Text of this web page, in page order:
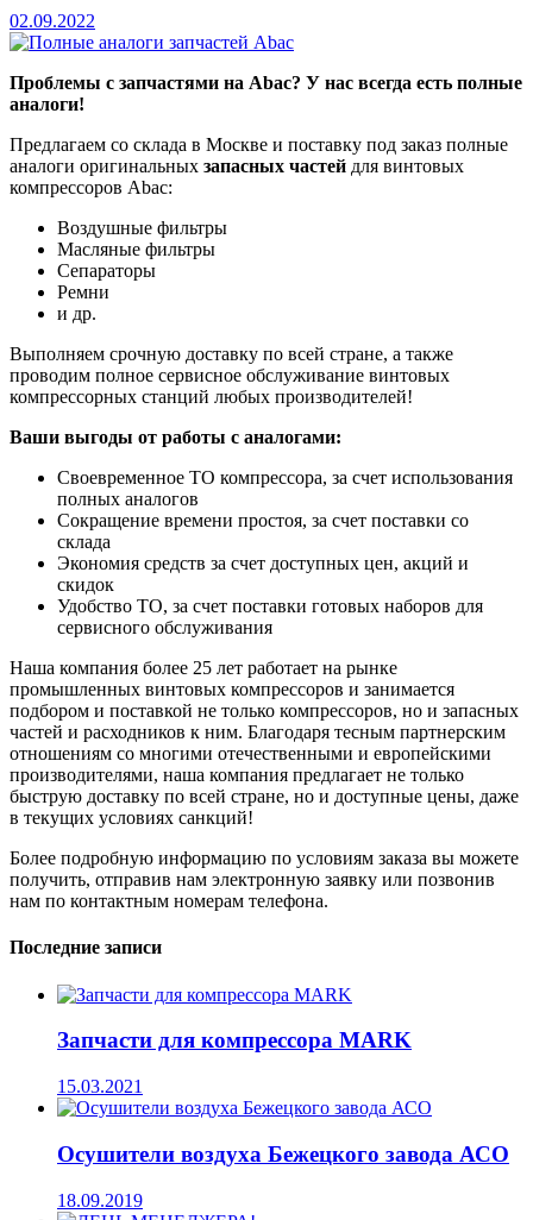
02.09.2022
Проблемы с запчастями на Abac? У нас всегда есть полные
аналоги!
Предлагаем со склада в Москве и поставку под заказ полные
аналоги оригинальных запасных частей для винтовых
компрессоров Abac:
Воздушные фильтры
Масляные фильтры
Сепараторы
Ремни
и др.
Выполняем срочную доставку по всей стране, а также
проводим полное сервисное обслуживание винтовых
компрессорных станций любых производителей!
Ваши выгоды от работы с аналогами:
Своевременное ТО компрессора, за счет использования
полных аналогов
Сокращение времени простоя, за счет поставки со
склада
Экономия средств за счет доступных цен, акций и
скидок
Удобство ТО, за счет поставки готовых наборов для
сервисного обслуживания
Наша компания более 25 лет работает на рынке
промышленных винтовых компрессоров и занимается
подбором и поставкой не только компрессоров, но и запасных
частей и расходников к ним. Благодаря тесным партнерским
отношениям со многими отечественными и европейскими
производителями, наша компания предлагает не только
быструю доставку по всей стране, но и доступные цены, даже
в текущих условиях санкций!
Более подробную информацию по условиям заказа вы можете
получить, отправив нам электронную заявку или позвонив
нам по контактным номерам телефона.
Последние записи
Запчасти для компрессора MARK
15.03.2021
Осушители воздуха Бежецкого завода АСО
18.09.2019